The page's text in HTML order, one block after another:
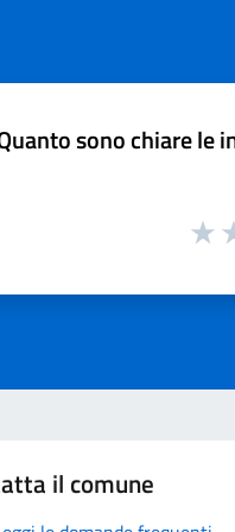
sono chiare le
il comune